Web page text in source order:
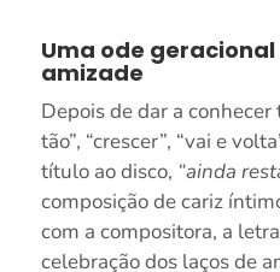
Uma ode
amizade
Depois de dar a
tão”, “crescer”, “vai e
título ao disco, “ainda
composição de cariz
com a compositora, a
celebração dos laços de